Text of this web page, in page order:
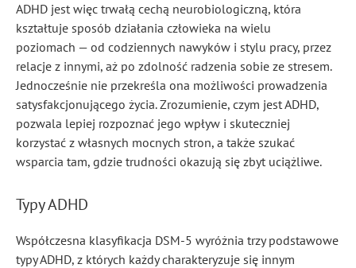
ADHD jest więc trwałą cechą neurobiologiczną, która
kształtuje sposób działania człowieka na wielu
poziomach — od codziennych nawyków i stylu pracy, przez
relacje z innymi, aż po zdolność radzenia sobie ze stresem.
Jednocześnie nie przekreśla ona możliwości prowadzenia
satysfakcjonującego życia. Zrozumienie, czym jest ADHD,
pozwala lepiej rozpoznać jego wpływ i skuteczniej
korzystać z własnych mocnych stron, a także szukać
wsparcia tam, gdzie trudności okazują się zbyt uciążliwe.
Typy ADHD
Współczesna klasyfikacja DSM-5 wyróżnia trzy podstawowe
typy ADHD, z których każdy charakteryzuje się innym